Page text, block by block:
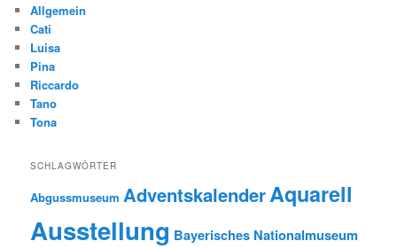
Allgemein
Cati
Luisa
Pina
Riccardo
Tano
Tona
SCHLAGWÖRTER
Abgussmuseum AdventskalenderAquarell
Ausstellung Bayerisches Nationalmuseum